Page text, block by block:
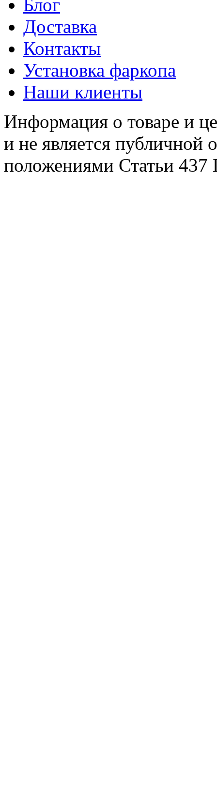
Блог
Доставка
Контакты
Установка фаркопа
Наши клиенты
Информация о товаре и
и не является публичной
положениями Статьи 437